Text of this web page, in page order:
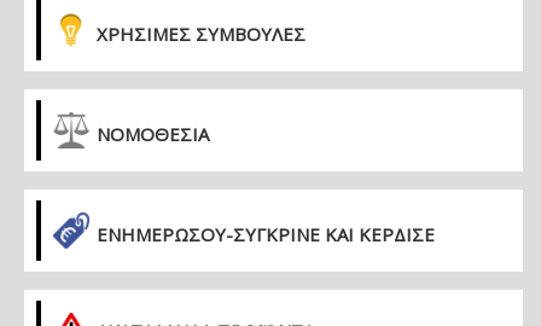
ΧΡΗΣΙΜΕΣ ΣΥΜΒΟΥΛΕΣ
ΝΟΜΟΘΕΣΙΑ
ΕΝΗΜΕΡΏΣΟΥ-ΣΎΓΚΡΙΝΕ ΚΑΙ ΚΈΡΔΙΣΕ